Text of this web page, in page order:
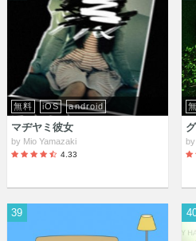
無料 iOS android
マヂヤミ彼女
by Mio Yamazaki
4.33
by
39